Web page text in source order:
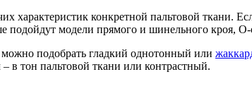
характеристик конкретной пальтовой ткани.
модели прямого и шинельного кроя, О-
можно подобрать гладкий однотонный или
в тон пальтовой ткани или контрастный.